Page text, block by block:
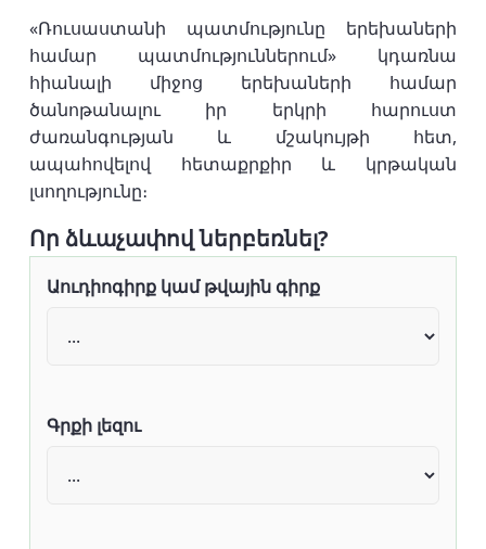
«Ռուսաստանի պատմությունը երեխաների
համար պատմություններում» կդառնա
հիանալի միջոց երեխաների համար
ծանոթանալու իր երկրի հարուստ
ժառանգության և մշակույթի հետ,
ապահովելով հետաքրքիր և կրթական
լսողությունը։
Որ ձևաչափով ներբեռնել?
Աուդիոգիրք կամ թվային գիրք
Գրքի լեզու